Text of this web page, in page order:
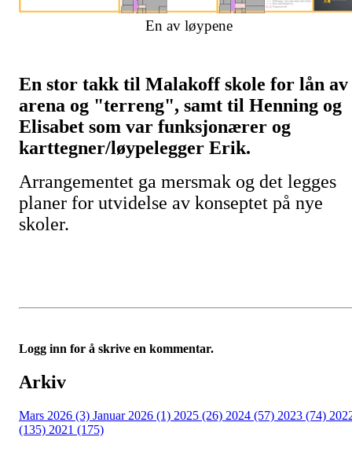
En av løypene
En stor takk til Malakoff skole for lån av
arena og "terreng", samt til Henning og
Elisabet som var funksjonærer og
karttegner/løypelegger Erik.
Arrangementet ga mersmak og det legges
planer for utvidelse av konseptet på nye
skoler.
Logg inn for å skrive en kommentar.
Arkiv
Mars 2026 (3) Januar 2026 (1) 2025 (26) 2024 (57) 2023 (74)
(135) 2021 (175)